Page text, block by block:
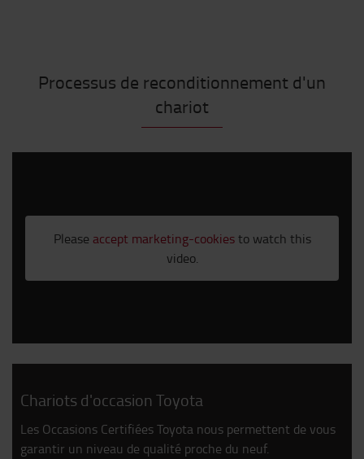
Processus de reconditionnement d'un
chariot
Please accept marketing-cookiesto watch this
video.
Chariots d'occasion Toyota
Les Occasions Certifiées Toyota nous permettent de vous
garantir un niveau de qualité proche du neuf.